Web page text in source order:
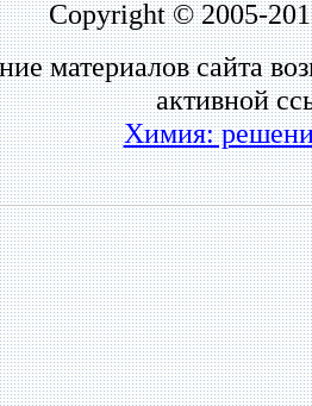
Copyright © 2005-
материалов сайта
активной
Химия: